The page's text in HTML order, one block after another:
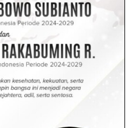
Min Usihen.
Pimpin Delegasi RI